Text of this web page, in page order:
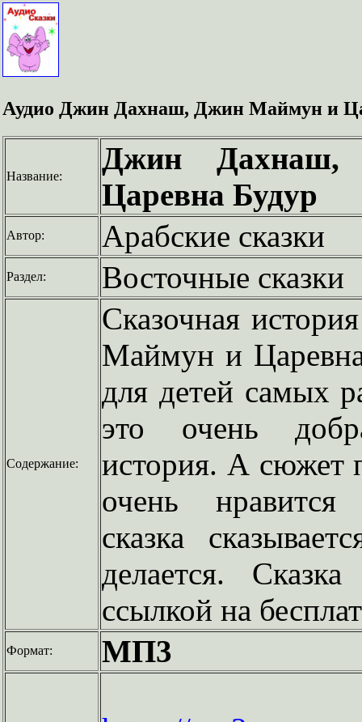
Аудио Джин Дахнаш, Джин Маймун и
Название:
Джин
Царевна Будур
Автор: Арабские сказки
Раздел: Восточные сказки
Содержание:
Сказочная
Маймун и Царевна
для детей самых
это очень
история. А сюжет
очень
сказка
делается.
ссылкой на
Формат: МП3